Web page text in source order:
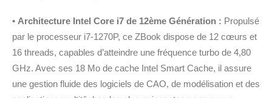
• Architecture Intel Core i7 de 12ème Génération : Propulsé
par le processeur i7-1270P, ce ZBook dispose de 12 cœurs et
16 threads, capables d’atteindre une fréquence turbo de 4,80
GHz. Avec ses 18 Mo de cache Intel Smart Cache, il assure
une gestion fluide des logiciels de CAO, de modélisation et des